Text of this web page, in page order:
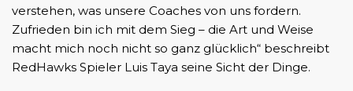
verstehen, was unsere Coaches von uns fordern.
Zufrieden bin ich mit dem Sieg – die Art und Weise
macht mich noch nicht so ganz glücklich“ beschreibt
RedHawks Spieler Luis Taya seine Sicht der Dinge.